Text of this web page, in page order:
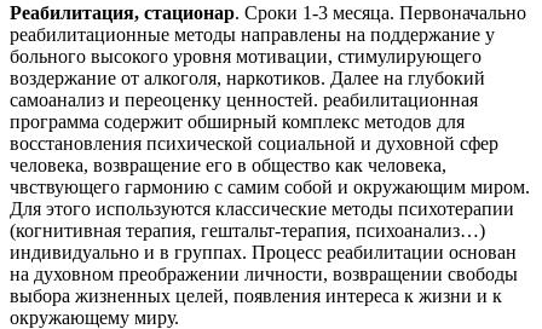
Реабилитация, стационар. Сроки 1-3 месяца. Первоначально
реабилитационные методы направлены на поддержание у
больного высокого уровня мотивации, стимулирующего
воздержание от алкоголя, наркотиков. Далее на глубокий
самоанализ и переоценку ценностей. реабилитационная
программа содержит обширный комплекс методов для
восстановления психической социальной и духовной сфер
человека, возвращение его в общество как человека,
чвствующего гармонию с самим собой и окружающим миром.
Для этого используются классические методы психотерапии
(когнитивная терапия, гештальт-терапия, психоанализ…)
индивидуально и в группах. Процесс реабилитации основан
на духовном преображении личности, возвращении свободы
выбора жизненных целей, появления интереса к жизни и к
окружающему миру.